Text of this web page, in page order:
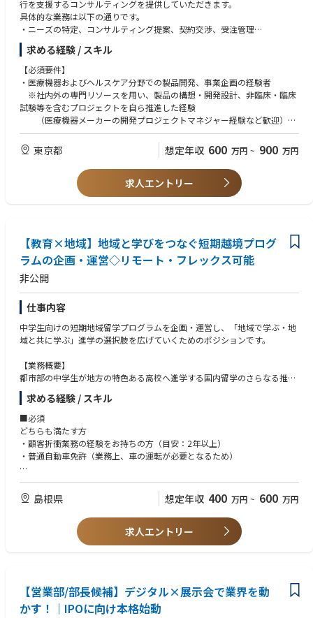
行を支援するコンサルティングを提供していただきます。
具体的な業務は以下の通りです。
・ニーズの特定、コンサルティング提案、契約交渉、受注管理
・各種調査および戦略立案（国内外市場調査、海外展開戦略、事業計画策
定、国内外薬事戦略、国内外保険償還戦略、知財戦略・実務、等）
・施策の実行支援
※商品開発、薬事・品質保証等の各専門家がプロジェクトチームに参画し
ます。
具体的な業務は以下の通りです。
等）
・新規流入案件のスクリーニング、デューデリジェンス
・PoC（Proof of Concept）評価、市場分析・競合分析、事業性評価
・製品戦略、薬事戦略、事業戦略策定
・設計開発の管理、非臨床/臨床試験の設計、実行
※商品開発、薬事・品質保証等の各専門家がプロジェクトチームに参画し
ます。
求める経験 / スキル
【必須要件】
・医療機器およびヘルスケア分野での製品開発、事業企画の経験者
※社内外の専門リソースを用い、製品の構想・開発設計、非臨床・臨床
試験等を含むプロジェクトを自ら推進した経験
（医療機器メーカーの開発プロジェクトマネジャー経験など歓迎）
・コンサルティング経験は不問。コンサルティング業務を行うことに抵抗
がない方。
・研究開発、技術開発の経験
・医療DXのコンサルティング経験
東京都 想定年収 600 万円 ~ 900 万円
求人エントリー
【教育×地域】地域と学びをつなぐ短期越境プログ
ラムの企画・運営◇リモート・フレックス可能
非公開
仕事内容
中学生向けの短期地域留学プログラムを企画・運営し、「地域で学ぶ・地
域と共に学ぶ」進学の選択肢を広げていくためのポジションです。
【業務概要】
都市部の中学生が地方の特色ある高校へ進学する国内留学のさらなる推進
に向け、宿泊型の短期プログラムの企画・運営に携わっていただきます。
教育×地域の両面から社会課題の解決に取り組む意義ある仕事です。生徒
の夢や進路実現の「はじめの一歩」を後押しする本事業の未来を、今後一
緒に創っていただける方はぜひご応募ください。
【具体的な業務内容】
・自治体や高校に対するプログラム導入提案
ールの設計等）
・プログラム参加者の募集・申し込み受付
・現地でのプログラム運営（現地コーディネート・安全管理等）
・参加者への事前・事後フォロー（振り返り・アンケート回収）
・その他プログラムの企画・運営にあたって必要な業務
求める経験 / スキル
■必須
どちらも満たす方
・顧客折衝業務の経験をお持ちの方（目安：2年以上）
・普通自動車免許（業務上、車の運転が必要となるため）
■歓迎
いずれかに当てはまる方
・業界問わず、法人または自治体に対する営業の経験がある方
・教育業界での業務経験がある方
・観光業界での業務経験がある方
・プログラムやイベントなどの企画、運営経験がある方
島根県 想定年収 400 万円 ~ 600 万円
求人エントリー
【営業部/部長候補】デジタル×展示会で業界を動
かす！｜IPOに向け本格始動